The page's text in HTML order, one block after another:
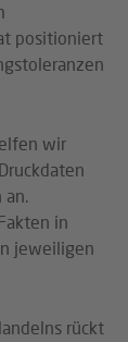
positioniert
wir
an.
in
jeweiligen
rückt